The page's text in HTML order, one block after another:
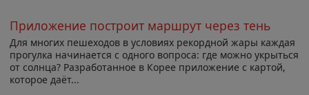
Приложение построит маршрут через тень
Для многих пешеходов в условиях рекордной жары каждая
прогулка начинается с одного вопроса: где можно укрыться
от солнца? Разработанное в Корее приложение с картой,
которое даёт...